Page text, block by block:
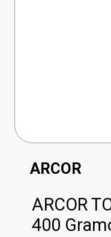
ARCOR
ARCOR
400